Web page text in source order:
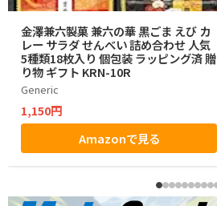
金澤兼六製菓 兼六の華 黒ごま えび カ
レー サラダ せんべい 詰め合わせ 人気
5種類18枚入り 個包装 ラッピング済 贈
り物 ギフト KRN-10R
Generic
1,150円
Amazonで見る